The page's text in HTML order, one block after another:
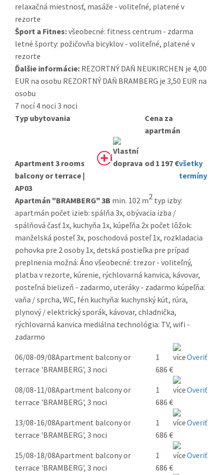
relaxačná miestnosť, masáže - voliteľné, platené v
rezorte
Šport a Fitnes:všeobecné: fitness centrum - zdarma
letné športy: požičovňa bicyklov - voliteľné, platené v
rezorte
Ďalšie informácie: REZORTNÝ DAŇ NEUKIRCHEN je 4,00
EUR na osobu REZORTNÝ DAŇ BRAMBERG je 3,50 EUR na
osobu
7 nocí4 noci 3 noci
Typ ubytovania
Cena za
apartmán
Apartment 3 rooms
balcony or terrace |
AP03
od 1 197 €všetky
termíny
Apartmán "BRAMBERG" 3B min. 102 m2 typ izby:
apartmán počet izieb: spálňa 3x, obývacia izba /
spálňová časť 1x, kuchyňa 1x, kúpeľňa 2x počet lôžok:
manželská posteľ 3x, poschodová posteľ 1x, rozkladacia
pohovka pre 2 osoby 1x, detská postieľka pre prípad
preplnenia možná: Áno všeobecné: trezor - voliteľný,
platba v rezorte, kúrenie, rýchlovarná kanvica, kávovar,
posteľná bielizeň - zadarmo, uteráky - zadarmo kúpeľňa:
vaňa / sprcha, WC, fén kuchyňa: kuchynský kút, rúra,
plynový / elektrický sporák, kávovar, chladnička,
rýchlovarná kanvica mediálna technológia: TV, wifi -
zadarmo
06/08-09/08Apartment balcony or
terrace 'BRAMBERG', 3 noci
1
686 €
Overiť
08/08-11/08Apartment balcony or
terrace 'BRAMBERG', 3 noci
1
686 €
Overiť
13/08-16/08Apartment balcony or
terrace 'BRAMBERG', 3 noci
1
686 €
Overiť
15/08-18/08Apartment balcony or
terrace 'BRAMBERG', 3 noci
1
686 €
Overiť